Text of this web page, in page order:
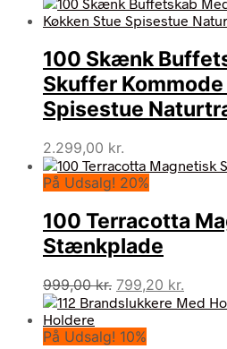
100 Skænk
Skuffer
Spisestue
2.299,00 kr.
På Udsalg! 20%
100 Terracotta
Stænkplade
999,00kr. Den
oprindelige
var:
799,20 kr.
På Udsalg! 10%